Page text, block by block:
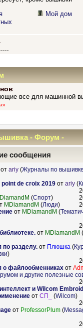
Мой дом
все для машинной
- Форум -
центр
сообщения
ariy(Журналы по вышивке
de croix 2019от ariy(
(Спорт)
MDiamandM (Люди)
от MDiamandM (
от MDiamandM (
разделу.от Плюшка (
)
о файлообменникахот
и другие полезные
и Wilcom
от СП_ (Wilcom)
от ProfessorPlum(